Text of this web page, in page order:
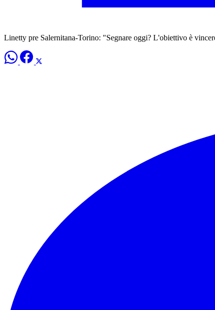
Linetty pre Salernitana-Torino: "Segnare oggi? L'obiettivo è